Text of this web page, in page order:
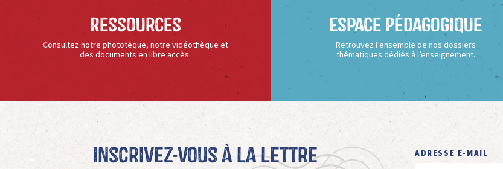
Ressources
Consultez notre phototèque, notre vidéothèque et
des documents en libre accès.
Espace Pédagogique
Retrouvez l’ensemble de nos dossiers
thématiques dédiés à l’enseignement.
Inscrivez-vous à La Lettre ADRESSE E-MAIL